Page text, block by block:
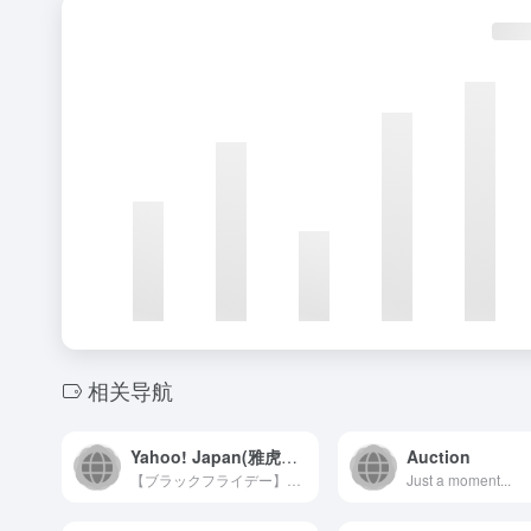
相关导航
Yahoo! Japan(雅虎日本) Auction
Just a moment...